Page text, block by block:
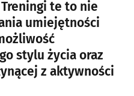
te to nie
umiejętności
stylu życia oraz
z aktywności